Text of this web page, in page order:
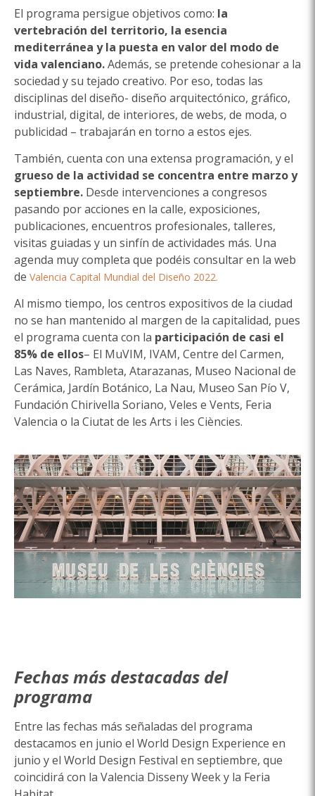
El programa persigue objetivos como: la
vertebración del territorio, la esencia
mediterránea y la puesta en valor del modo de
vida valenciano.Además, se pretende cohesionar a la
sociedad y su tejado creativo. Por eso, todas las
disciplinas del diseño- diseño arquitectónico, gráfico,
industrial, digital, de interiores, de webs, de moda, o
publicidad – trabajarán en torno a estos ejes.
También, cuenta con una extensa programación, y el
grueso de la actividad se concentra entre marzo y
septiembre. Desde intervenciones a congresos
pasando por acciones en la calle, exposiciones,
publicaciones, encuentros profesionales, talleres,
visitas guiadas y un sinfín de actividades más. Una
agenda muy completa que podéis consultar en la web
de Valencia Capital Mundial del Diseño 2022.
Al mismo tiempo, los centros expositivos de la ciudad
no se han mantenido al margen de la capitalidad, pues
el programa cuenta con la participación de casi el
85% de ellos– El MuVIM, IVAM, Centre del Carmen,
Las Naves, Rambleta, Atarazanas, Museo Nacional de
Cerámica, Jardín Botánico, La Nau, Museo San Pío V,
Fundación Chirivella Soriano, Veles e Vents, Feria
Valencia o la Ciutat de les Arts i les Ciències.
Fechas más destacadas del
programa
Entre las fechas más señaladas del programa
destacamos en junio el World Design Experience en
junio y el World Design Festival en septiembre, que
coincidirá con la Valencia Disseny Week y la Feria